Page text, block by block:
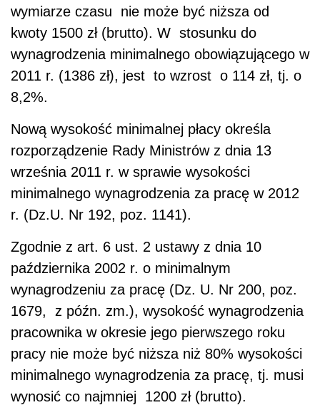
wymiarze czasu nie może być niższa od
kwoty 1500 zł (brutto). W stosunku do
wynagrodzenia minimalnego obowiązującego w
2011 r. (1386 zł), jest to wzrost o 114 zł, tj. o
8,2%.
Nową wysokość minimalnej płacy określa
rozporządzenie Rady Ministrów z dnia 13
września 2011 r. w sprawie wysokości
minimalnego wynagrodzenia za pracę w 2012
r. (Dz.U. Nr 192, poz. 1141).
Zgodnie z art. 6 ust. 2 ustawy z dnia 10
października 2002 r. o minimalnym
wynagrodzeniu za pracę (Dz. U. Nr 200, poz.
1679, z późn. zm.), wysokość wynagrodzenia
pracownika w okresie jego pierwszego roku
pracy nie może być niższa niż 80% wysokości
minimalnego wynagrodzenia za pracę, tj. musi
wynosić co najmniej 1200 zł (brutto).